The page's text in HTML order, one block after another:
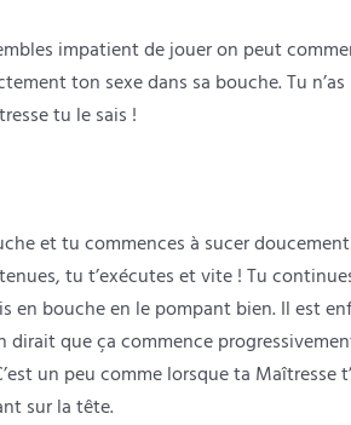
impatient de jouer on peut
ton sexe dans sa bouche. Tu
tu le sais !
et tu commences à sucer
tu t’exécutes et vite ! Tu
en bouche en le pompant bien. Il est
dirait que ça commence
un peu comme lorsque ta Maîtresse
sur la tête.